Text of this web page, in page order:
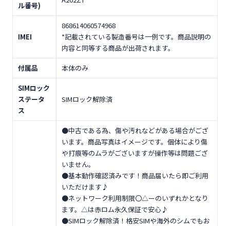
ル番号)
IMEI
868614060574968
*記載されている製造番号は一例です。商品説明の
内容と同等する商品が出荷されます。
付属品 本体のみ
SIMロック
ステータ
ス
SIMロック解除済
●中古である為、傷や汚れなどがある場合がござ
います。商品写真はイメージです。個体により傷
や打痕等のムラがございますが操作等は問題ござ
いません。
●基本動作確認済みです！商品届いたら即ご利用
いただけます♪
●ネットワーク利用制限〇△ーのいずれかとなり
ます。△は赤ロム永久保証で安心♪
●SIMロック解除済！格安SIMや海外のシムでもお